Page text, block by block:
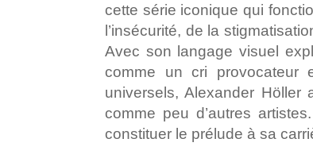
cette série iconique qui
l’insécurité, de la
Avec son langage visuel
comme un cri provocateur
universels, Alexander Höller
comme peu d’autres
constituer le prélude à sa